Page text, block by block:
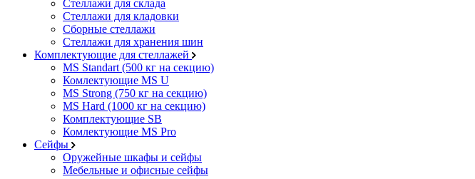
Стеллажи для склада
Стеллажи для кладовки
Сборные стеллажи
Стеллажи для хранения шин
Комплектующие для стеллажей
MS Standart (500 кг на секцию)
Комлектующие MS U
MS Strong (750 кг на секцию)
MS Hard (1000 кг на секцию)
Комплектующие SB
Комлектующие MS Pro
Сейфы
Оружейные шкафы и сейфы
Мебельные и офисные сейфы